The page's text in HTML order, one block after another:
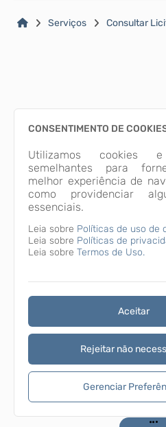
Transparência
Serviços Consultar
CONSENTIMENTO DE
Utilizamos cookies e
semelhantes para
melhor experiência de
como providenciar
essenciais.
Leia sobre Políticas de uso de
Leia sobre Políticas de
Leia sobre Termos de Uso.
Aceitar
Rejeitar não
Gerenciar